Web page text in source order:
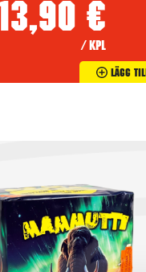
13,90 €
/ kpl
Lägg